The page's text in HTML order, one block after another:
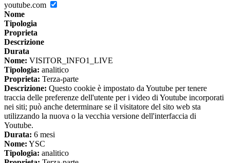
youtube.com
Nome
Tipologia
Proprieta
Descrizione
Durata
Nome: VISITOR_INFO1_LIVE
Tipologia: analitico
Proprieta: Terza-parte
Descrizione: Questo cookie è impostato da Youtube per tenere
traccia delle preferenze dell'utente per i video di Youtube incorporati
nei siti; può anche determinare se il visitatore del sito web sta
utilizzando la nuova o la vecchia versione dell'interfaccia di
Youtube.
Durata: 6 mesi
Nome: YSC
Tipologia: analitico